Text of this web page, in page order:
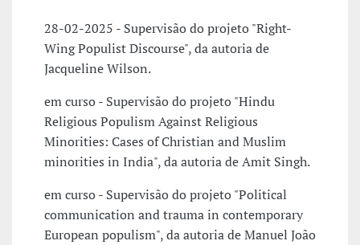
28-02-2025 - Supervisão do projeto "Right-
Wing Populist Discourse", da autoria de
Jacqueline Wilson.
em curso - Supervisão do projeto "Hindu
Religious Populism Against Religious
Minorities: Cases of Christian and Muslim
minorities in India", da autoria de Amit Singh.
em curso - Supervisão do projeto "Political
communication and trauma in contemporary
European populism", da autoria de Manuel João